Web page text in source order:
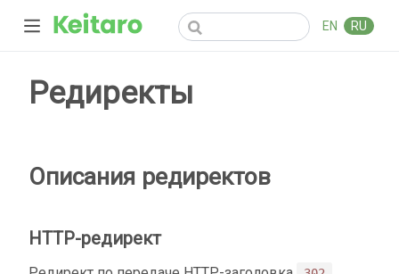
EN RU
Редиректы
Описания редиректов
HTTP-редирект